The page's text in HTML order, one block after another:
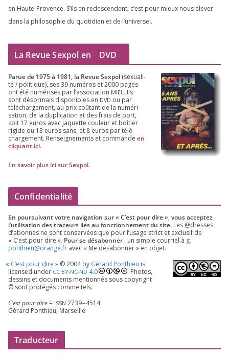
en Haute-Provence. S’ils en redes­cendent, c’est pour mieux nous éle­ver
dans la phi­lo­so­phie du quo­ti­dien et de l’universel.
La Revue Sexpol en DVD
Parue de 1975à 1981, la Revue Sex­pol (sexua­li­
té /​ poli­tique), ses39 numé­ros et2000 pages
ont été numé­ri­sés par l’as­so­cia­tion MIEL. Ils
sont désor­mais dis­po­nibles en DVD ou par
télé­char­ge­ment, au prix coû­tant de la numé­ri­
sa­tion, de la dupli­ca­tion et des frais de port,
soit 17 euros avec jaquette cou­leur et boî­tier
rigide ou 13 euros sans, et 8 euros par télé­
char­ge­ment. Ren­sei­gne­ments et com­mande en
cli­quant ici.
En savoir plus ici sur Sexpol.
Confidentialité
En pour­sui­vant votre navi­ga­tion sur « C’est pour dire », vous accep­tez
l’utilisation des tra­ceurs liés au fonc­tion­ne­ment du site. Les @dresses
d’a­bon­nés ne sont conser­vées que pour l’u­sage strict et exclu­sif de
« C’est pour dire ». Pour se désa­bon­ner : un simple cour­riel à g.​
ponthieu@​orange.​fr avec « Me désa­bon­ner » en objet.
« C’est pour dire » ©2004by Gérard Ponthieu is
licen­sed under CC BY-NC-ND 4.0
. Photos,
des­sins et docu­ments men­tion­nés sous copy­right
© sont pro­té­gés comme tels.
C’est pour dire= ISSN 2739–4514
Gérard Ponthieu, Marseille
Traducteur